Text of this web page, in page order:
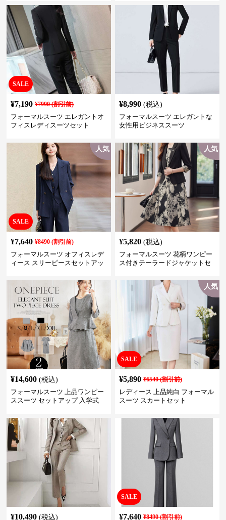
ネス・式典・会食にも＜大きい
サイズ有＞
SALE
¥7,190 ¥7990(割引前)
フォーマルスーツ エレガントオ
フィスレディスーツセット
¥8,990 (税込)
フォーマルスーツ エレガントな
女性用ビジネススーツ
SALE
人気
¥7,640 ¥8490(割引前)
フォーマルスーツ オフィスレデ
ィース スリーピースセットアッ
人気
¥5,820 (税込)
フォーマルスーツ 花柄ワンピー
ス付きテーラードジャケットセ
¥14,600 (税込)
フォーマルスーツ 上品ワンピー
ススーツ セットアップ 入学式
SALE
人気
¥5,890 ¥6540(割引前)
レディース 上品純白 フォーマル
スーツ スカートセット
¥10,490 (税込)
SALE
¥7,640 ¥8490(割引前)